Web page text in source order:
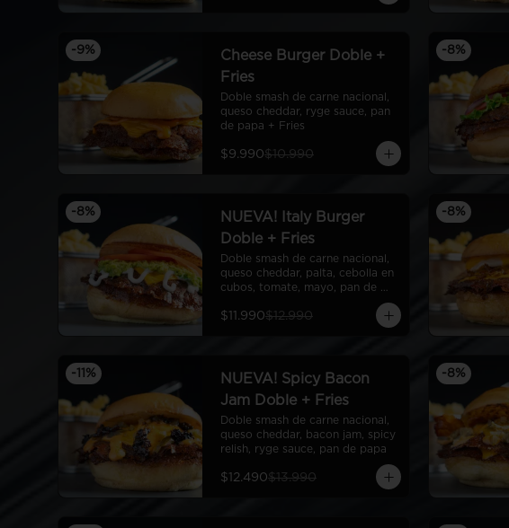
-9%
Cheese Burger Doble +
Fries
Doble smash de carne nacional,
queso cheddar, ryge sauce, pan
de papa + Fries
$9.990$10.990
-8%
-8%
NUEVA! Italy Burger
Doble + Fries
Doble smash de carne nacional,
queso cheddar, palta, cebolla en
cubos, tomate, mayo, pan de
$11.990$12.990
-8%
-11 %
NUEVA! Spicy Bacon
Jam Doble + Fries
Doble smash de carne nacional,
queso cheddar, bacon jam, spicy
relish, ryge sauce, pan de papa
$12.490$13.990
-8%